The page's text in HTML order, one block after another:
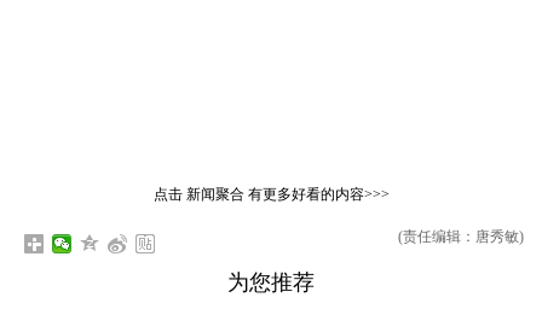
点击 新闻聚合有更多好看的内容>>>
(责任编辑：唐秀敏)
为您推荐